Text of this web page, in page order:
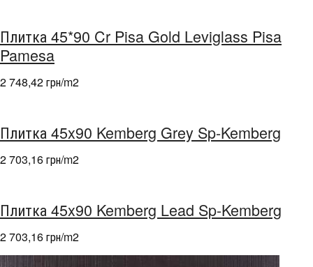
Плитка 45*90 Cr Pisa Gold Leviglass Pisa
Pamesa
2 748,42 грн/m2
Плитка 45x90 Kemberg Grey Sp-Kemberg
2 703,16 грн/m2
Плитка 45x90 Kemberg Lead Sp-Kemberg
2 703,16 грн/m2